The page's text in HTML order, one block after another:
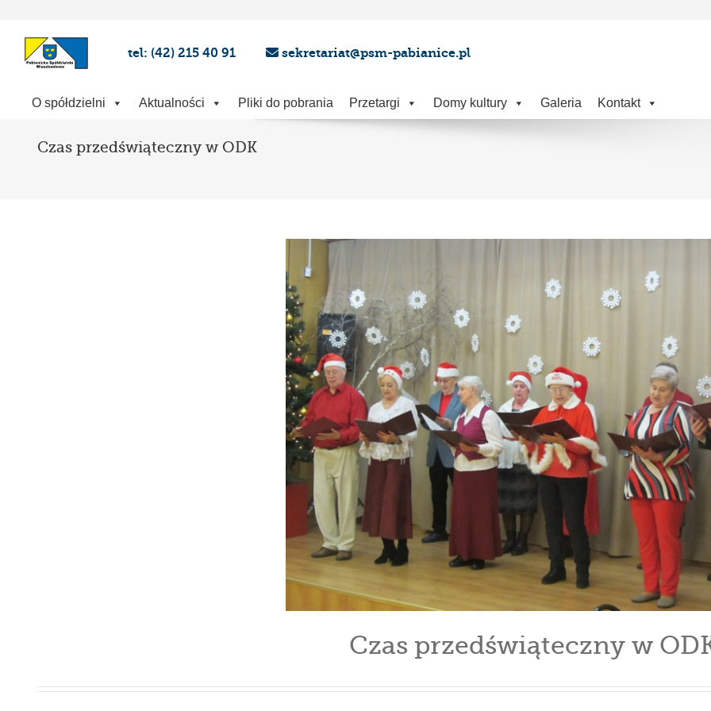
tel: (42) 215 40 91 sekretariat@psm-pabianice.pl
O spółdzielni Aktualności Pliki do pobrania Przetargi Domy kultury Galeria Kontakt
Czas przedświąteczny w ODK
Czas przedświąteczny w